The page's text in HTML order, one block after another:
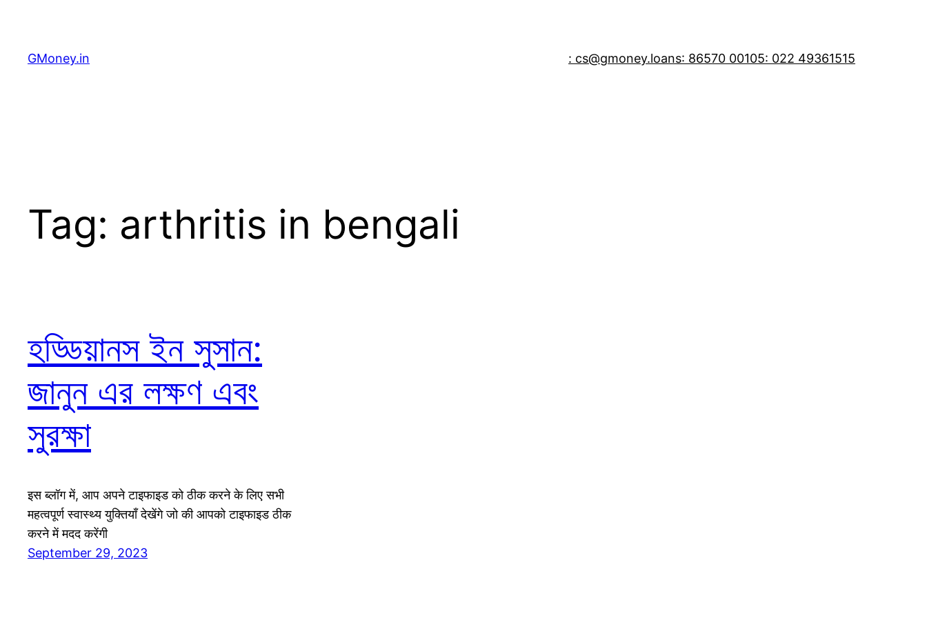
GMoney.in : cs@gmoney.loans: 86570 00105: 022 49361515
Tag: arthritis in bengali
হড্ডিয়ানস ইন সুসান:
জানুন এর লক্ষণ এবং
সুরক্ষা
इस ब्लॉग में, आप अपने टाइफाइड को ठीक करने के लिए सभी
महत्वपूर्ण स्वास्थ्य युक्तियाँ देखेंगे जो की आपको टाइफाइड ठीक
करने में मदद करेंगी
September 29, 2023